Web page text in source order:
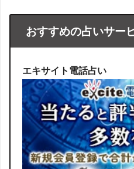
おすすめの占いサー
エキサイト電話占い